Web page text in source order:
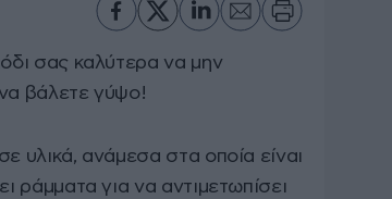
σας καλύτερα να μην
βάλετε γύψο!
υλικά, ανάμεσα στα οποία είναι
ράμματα για να αντιμετωπίσει